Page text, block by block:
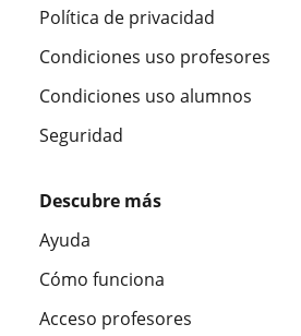
Política de privacidad
Condiciones uso profesores
Condiciones uso alumnos
Seguridad
Descubre más
Ayuda
Cómo funciona
Acceso profesores